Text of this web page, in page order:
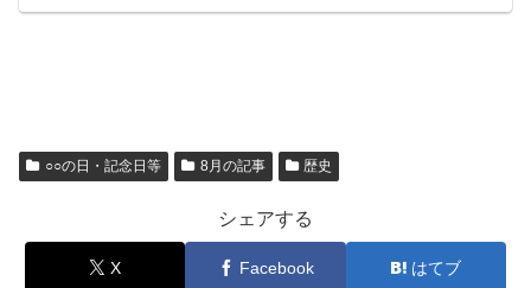
○○の日・記念日等 8月の記事 歴史
シェアする
X Facebook はてブ